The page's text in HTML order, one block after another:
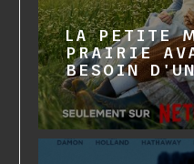
LA PETITE
PRAIRIE
BESOIN